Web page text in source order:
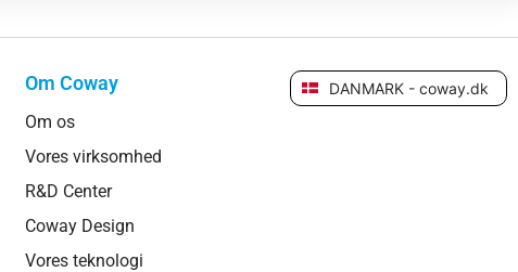
Om Coway
Om os
Vores virksomhed
R&D Center
Coway Design
Vores teknologi
DANMARK - coway.dk